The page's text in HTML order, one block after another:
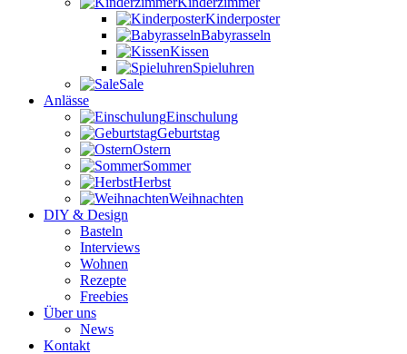
Kinderposter
Babyrasseln
Kissen
Spieluhren
Sale
Anlässe
Einschulung
Geburtstag
Ostern
Sommer
Herbst
Weihnachten
DIY & Design
Basteln
Interviews
Wohnen
Rezepte
Freebies
Über uns
News
Kontakt